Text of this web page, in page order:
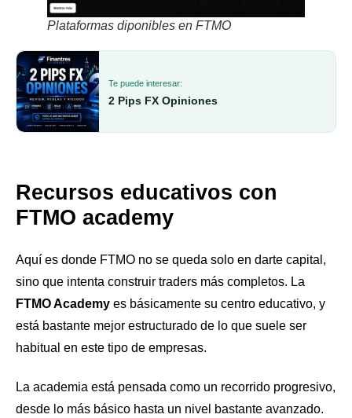
Plataformas diponibles en FTMO
Te puede interesar:
2 Pips FX Opiniones
Recursos educativos con
FTMO academy
Aquí es donde FTMO no se queda solo en darte capital,
sino que intenta construir traders más completos. La
FTMO Academy es básicamente su centro educativo, y
está bastante mejor estructurado de lo que suele ser
habitual en este tipo de empresas.
La academia está pensada como un recorrido progresivo,
desde lo más básico hasta un nivel bastante avanzado.